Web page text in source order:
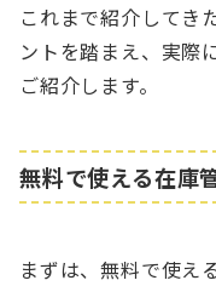
これまで紹介してき
ントを踏まえ、実際
ご紹介します。
無料で使える在庫
まずは、無料で使え